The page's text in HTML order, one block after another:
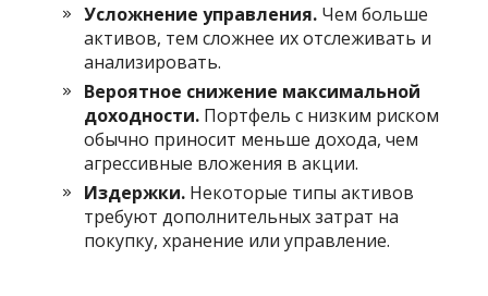
Усложнение управления. Чем больше
активов, тем сложнее их отслеживать и
анализировать.
Вероятное снижение максимальной
доходности. Портфель с низким риском
обычно приносит меньше дохода, чем
агрессивные вложения в акции.
Издержки. Некоторые типы активов
требуют дополнительных затрат на
покупку, хранение или управление.